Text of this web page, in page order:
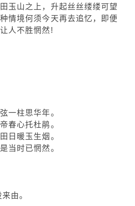
玉山之上，升起丝丝缕缕可望
情境何须今天再去追忆，即便
人不胜惘然!
一柱思华年。
春心托杜鹃。
日暖玉生烟。
当时已惘然。
由。